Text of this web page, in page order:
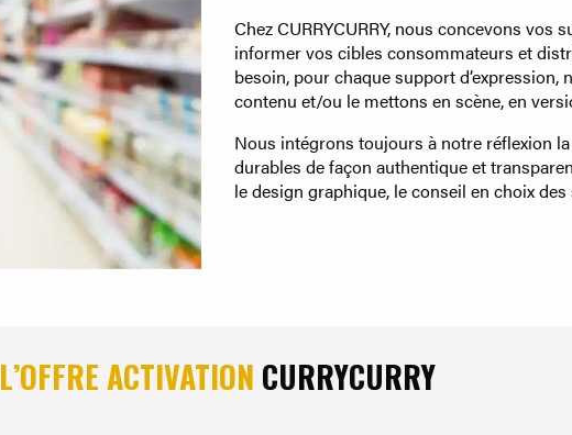
Chez CURRYCURRY, nous concevons
informer vos cibles consommateurs et
besoin, pour chaque support
contenu et/ou le mettons en scène, en
Nous intégrons toujours à notre réflexion
durables de façon authentique et
le design graphique, le conseil en choix
L’OFFRE ACTIVATION CURRYCURRY